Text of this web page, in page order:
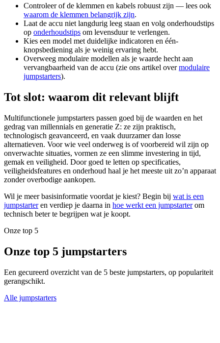
Controleer of de klemmen en kabels robuust zijn — lees ook
waarom de klemmen belangrijk zijn.
Laat de accu niet langdurig leeg staan en volg onderhoudstips
op onderhoudstips om levensduur te verlengen.
Kies een model met duidelijke indicatoren en één-
knopsbediening als je weinig ervaring hebt.
Overweeg modulaire modellen als je waarde hecht aan
vervangbaarheid van de accu (zie ons artikel overmodulaire
jumpstarters).
Tot slot: waarom dit relevant blijft
Multifunctionele jumpstarters passen goed bij de waarden en het
gedrag van millennials en generatie Z: ze zijn praktisch,
technologisch geavanceerd, en vaak duurzamer dan losse
alternatieven. Voor wie veel onderweg is of voorbereid wil zijn op
onverwachte situaties, vormen ze een slimme investering in tijd,
gemak en veiligheid. Door goed te letten op specificaties,
veiligheidsfeatures en onderhoud haal je het meeste uit zo’n apparaat
zonder overbodige aankopen.
Wil je meer basisinformatie voordat je kiest? Begin bij wat is een
jumpstarteren verdiep je daarna in hoe werkt een jumpstarterom
technisch beter te begrijpen wat je koopt.
Onze top 5
Onze top 5 jumpstarters
Een gecureerd overzicht van de 5 beste jumpstarters, op populariteit
gerangschikt.
Alle jumpstarters